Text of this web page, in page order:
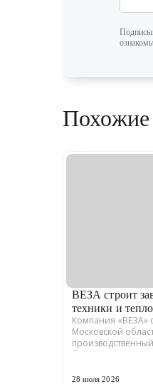
Похожие
ВЕЗА строит
техники и
оборудования
Компания «ВЕЗА»
Московской
более 12 тыс. кв. м
оборудования. ...
28 июля 2026